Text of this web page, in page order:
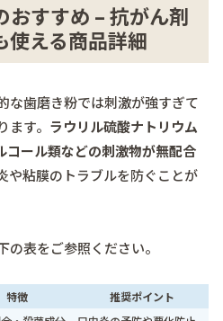
おすすめ – 抗がん剤
使える商品詳細
な歯磨き粉では刺激が強すぎて
す。 ラウリル硫酸ナトリウム
コール類などの刺激物が無配合
や粘膜のトラブルを防ぐことが
表をご参照ください。
特徴
推奨ポイント